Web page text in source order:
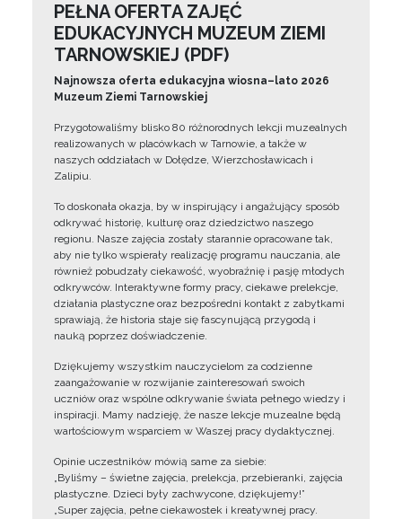
PEŁNA OFERTA ZAJĘĆ
EDUKACYJNYCH MUZEUM ZIEMI
TARNOWSKIEJ (PDF)
Najnowsza oferta edukacyjna wiosna–lato 2026
Muzeum Ziemi Tarnowskiej
Przygotowaliśmy blisko 80 różnorodnych lekcji muzealnych
realizowanych w placówkach w Tarnowie, a także w
naszych oddziałach w Dołędze, Wierzchosławicach i
Zalipiu.
To doskonała okazja, by w inspirujący i angażujący sposób
odkrywać historię, kulturę oraz dziedzictwo naszego
regionu. Nasze zajęcia zostały starannie opracowane tak,
aby nie tylko wspierały realizację programu nauczania, ale
również pobudzały ciekawość, wyobraźnię i pasję młodych
odkrywców. Interaktywne formy pracy, ciekawe prelekcje,
działania plastyczne oraz bezpośredni kontakt z zabytkami
sprawiają, że historia staje się fascynującą przygodą i
nauką poprzez doświadczenie.
Dziękujemy wszystkim nauczycielom za codzienne
zaangażowanie w rozwijanie zainteresowań swoich
uczniów oraz wspólne odkrywanie świata pełnego wiedzy i
inspiracji. Mamy nadzieję, że nasze lekcje muzealne będą
wartościowym wsparciem w Waszej pracy dydaktycznej.
Opinie uczestników mówią same za siebie:
„Byliśmy – świetne zajęcia, prelekcja, przebieranki, zajęcia
plastyczne. Dzieci były zachwycone, dziękujemy!”
„Super zajęcia, pełne ciekawostek i kreatywnej pracy.